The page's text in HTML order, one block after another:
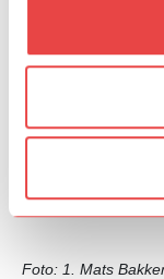
Søknadsfrist er 1.
Les intervju med
Foto: 1. Mats